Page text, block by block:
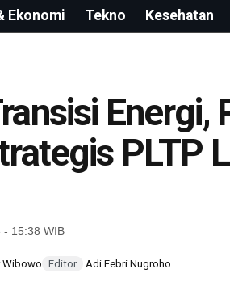
Ekonomi Tekno Kesehatan
Energi,
PLTP
- 15:38 WIB
Wibowo Editor Adi Febri Nugroho